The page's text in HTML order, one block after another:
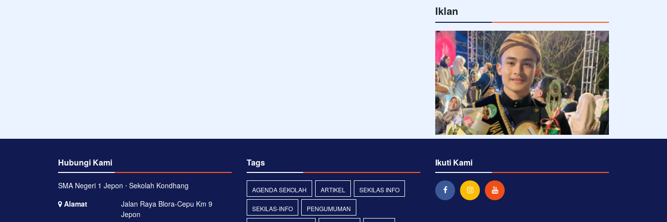
Iklan
Hubungi Kami
SMA Negeri 1 Jepon ⋅ Sekolah Kondhang
Alamat
Jalan Raya Blora-Cepu Km 9
Jepon
Tags
AGENDA SEKOLAH ARTIKEL SEKILAS INFO
SEKILAS-INFO PENGUMUMAN
Ikuti Kami